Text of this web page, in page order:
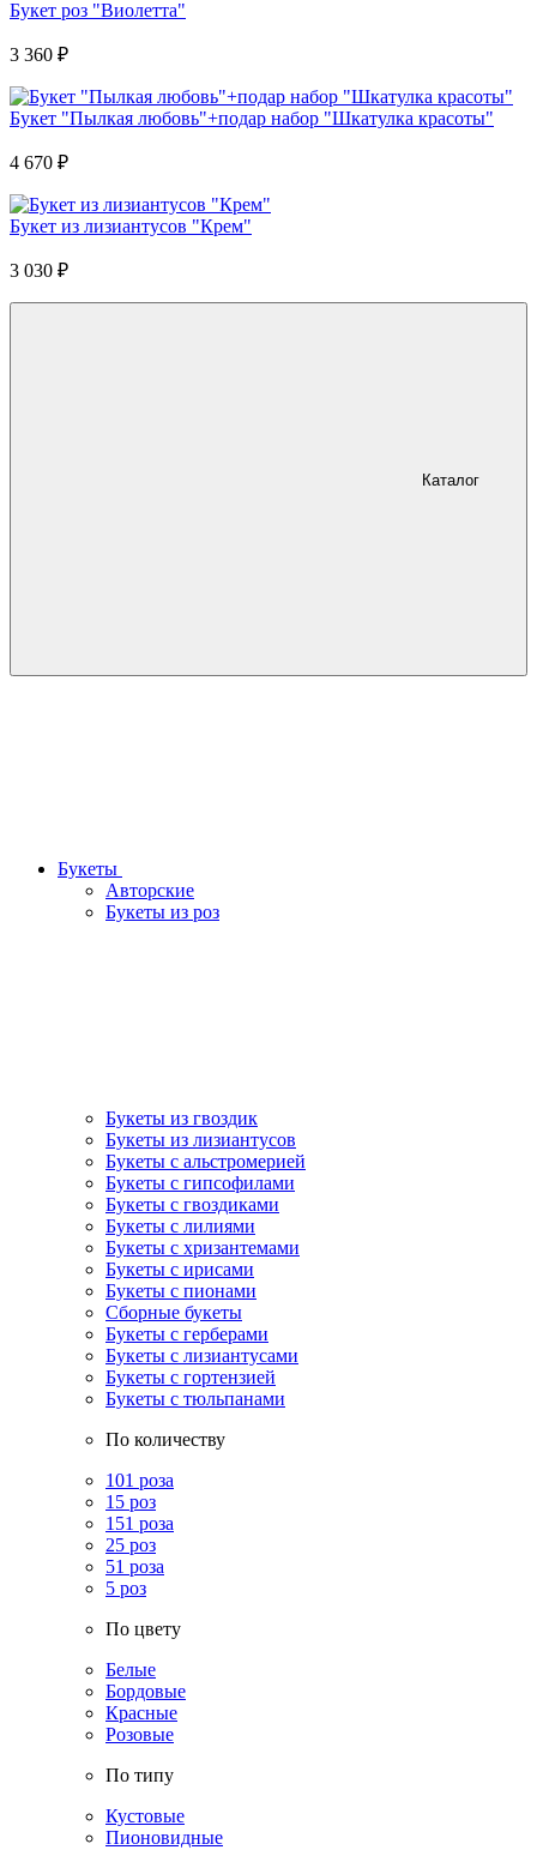
Букет роз "Виолетта"
3 360 ₽
Букет "Пылкая любовь"+подар набор "Шкатулка красоты"
4 670 ₽
Букет из лизиантусов "Крем"
3 030 ₽
Каталог
Букеты
Авторские
Букеты из роз
Букеты из гвоздик
Букеты из лизиантусов
Букеты с альстромерией
Букеты с гипсофилами
Букеты с гвоздиками
Букеты с лилиями
Букеты с хризантемами
Букеты с ирисами
Букеты с пионами
Сборные букеты
Букеты с герберами
Букеты с лизиантусами
Букеты с гортензией
Букеты с тюльпанами
По количеству
101 роза
15 роз
151 роза
25 роз
51 роза
5 роз
По цвету
Белые
Бордовые
Красные
Розовые
По типу
Кустовые
Пионовидные